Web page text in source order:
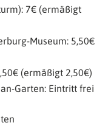
7€ (ermäßigt
Museum: 5,50€
(ermäßigt 2,50€)
Garten: Eintritt frei